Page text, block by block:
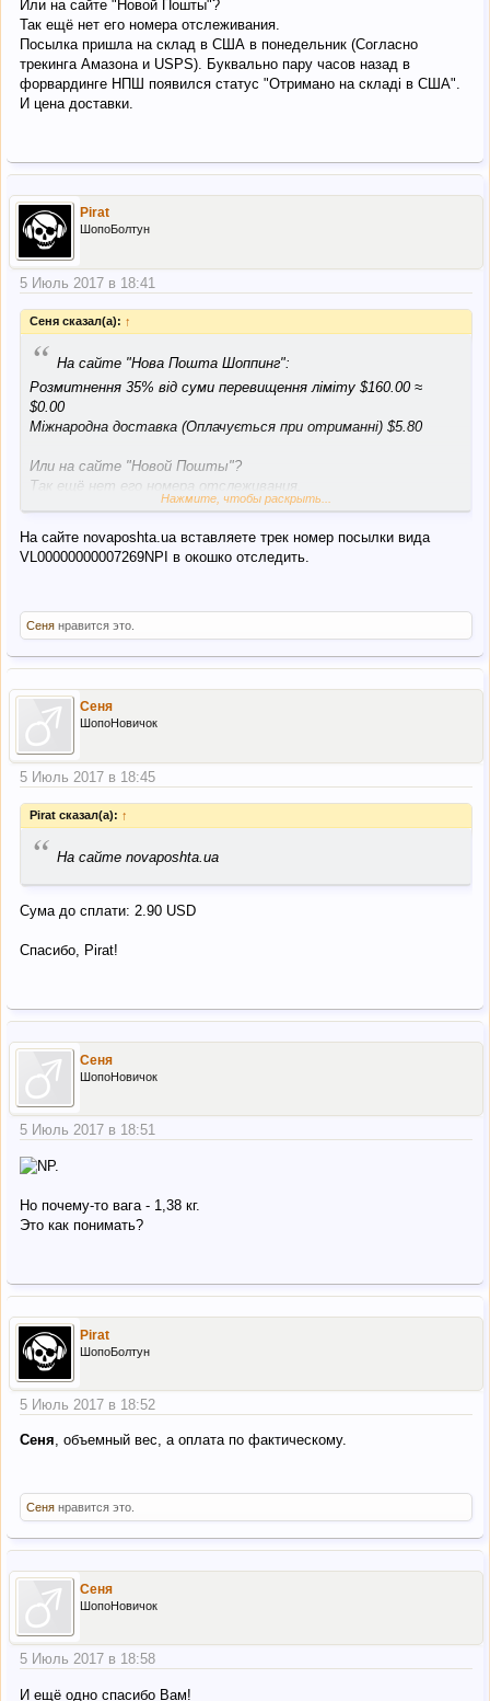
Или на сайте "Новой Пошты"?
Так ещё нет его номера отслеживания.
Посылка пришла на склад в США в понедельник (Согласно
трекинга Амазона и USPS). Буквально пару часов назад в
форвардинге НПШ появился статус "Отримано на складі в США".
И цена доставки.
Pirat
ШопоБолтун
5 Июль 2017 в 18:41
Сеня сказал(а): ↑
“ На сайте "Нова Пошта Шоппинг":
Розмитнення 35% від суми перевищення ліміту $160.00 ≈
$0.00
Міжнародна доставка (Оплачується при отриманні) $5.80
Или на сайте "Новой Пошты"?
Так ещё нет его номера отслеживания.
Посылка пришла на склад в США в понедельник (Согласно
форвардинге НПШ появился статус "Отримано на складі в
США". И цена доставки.
Нажмите, чтобы раскрыть...
На сайте novaposhta.ua вставляете трек номер посылки вида
VL00000000007269NPI в окошко отследить.
Сеня нравится это.
Сеня
ШопоНовичок
5 Июль 2017 в 18:45
Pirat сказал(а): ↑
“ На сайте novaposhta.ua
Сума до сплати: 2.90 USD
Спасибо, Pirat!
Сеня
ШопоНовичок
5 Июль 2017 в 18:51
Но почему-то вага - 1,38 кг.
Это как понимать?
Pirat
ШопоБолтун
5 Июль 2017 в 18:52
Сеня, объемный вес, а оплата по фактическому.
Сеня нравится это.
Сеня
ШопоНовичок
5 Июль 2017 в 18:58
И ещё одно спасибо Вам!